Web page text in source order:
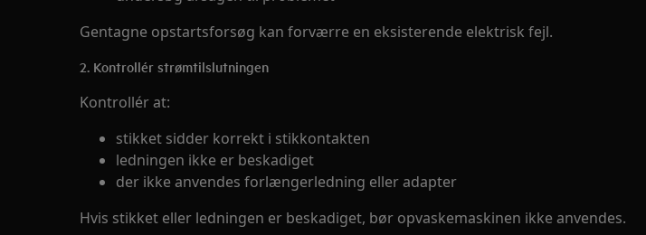
Gentagne opstartsforsøg kan forværre en eksisterende elektrisk fejl.
2. Kontrollér strømtilslutningen
Kontrollér at:
stikket sidder korrekt i stikkontakten
ledningen ikke er beskadiget
der ikke anvendes forlængerledning eller adapter
Hvis stikket eller ledningen er beskadiget, bør opvaskemaskinen ikke anvendes.